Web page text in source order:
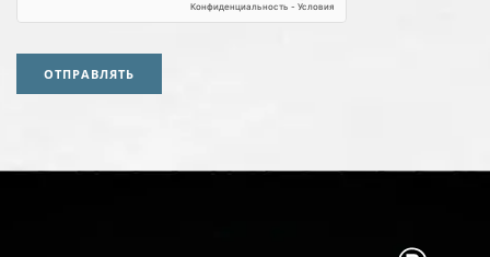
ОТПРАВЛЯТЬ